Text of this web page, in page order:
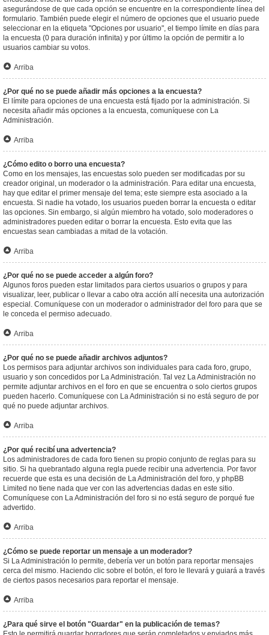
asegurándose de que cada opción se encuentre en la correspondiente línea del
formulario. También puede elegir el número de opciones que el usuario puede
seleccionar en la etiqueta "Opciones por usuario", el tiempo límite en días para
la encuesta (0 para duración infinita) y por último la opción de permitir a lo
usuarios cambiar su votos.
Arriba
¿Por qué no se puede añadir más opciones a la encuesta?
El límite para opciones de una encuesta está fijado por la administración. Si
necesita añadir más opciones a la encuesta, comuníquese con La
Administración.
Arriba
¿Cómo edito o borro una encuesta?
Como en los mensajes, las encuestas solo pueden ser modificadas por su
creador original, un moderador o la administración. Para editar una encuesta,
hay que editar el primer mensaje del tema; este siempre esta asociado a la
encuesta. Si nadie ha votado, los usuarios pueden borrar la encuesta o editar
las opciones. Sin embargo, si algún miembro ha votado, solo moderadores o
administradores pueden editar o borrar la encuesta. Esto evita que las
encuestas sean cambiadas a mitad de la votación.
Arriba
¿Por qué no se puede acceder a algún foro?
Algunos foros pueden estar limitados para ciertos usuarios o grupos y para
visualizar, leer, publicar o llevar a cabo otra acción allí necesita una autorización
especial. Comuníquese con un moderador o administrador del foro para que se
le conceda el permiso adecuado.
Arriba
¿Por qué no se puede añadir archivos adjuntos?
Los permisos para adjuntar archivos son individuales para cada foro, grupo,
usuario y son concedidos por La Administración. Tal vez La Administración no
permite adjuntar archivos en el foro en que se encuentra o solo ciertos grupos
pueden hacerlo. Comuníquese con La Administración si no está seguro de por
qué no puede adjuntar archivos.
Arriba
¿Por qué recibí una advertencia?
Los administradores de cada foro tienen su propio conjunto de reglas para su
sitio. Si ha quebrantado alguna regla puede recibir una advertencia. Por favor
recuerde que esta es una decisión de La Administración del foro, y phpBB
Limited no tiene nada que ver con las advertencias dadas en este sitio.
Comuníquese con La Administración del foro si no está seguro de porqué fue
advertido.
Arriba
¿Cómo se puede reportar un mensaje a un moderador?
Si La Administración lo permite, debería ver un botón para reportar mensajes
cerca del mismo. Haciendo clic sobre el botón, el foro le llevará y guiará a través
de ciertos pasos necesarios para reportar el mensaje.
Arriba
¿Para qué sirve el botón "Guardar" en la publicación de temas?